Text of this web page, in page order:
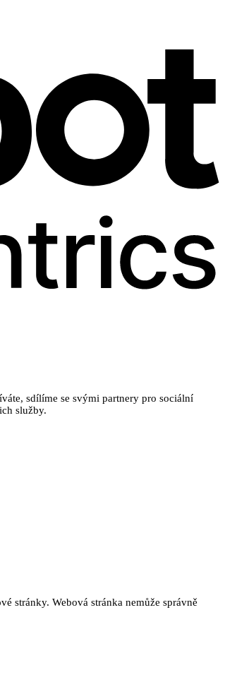
sdílíme se svými partnery pro sociální
služby.
stránky. Webová stránka nemůže správně